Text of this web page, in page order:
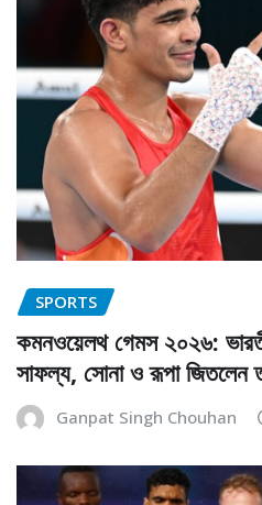
SPORTS
কমনওয়েলথ গেমস ২০২৬:
সাফল্য, সোনা ও রূপা জিতলেন
Ganpat Singh Chouhan